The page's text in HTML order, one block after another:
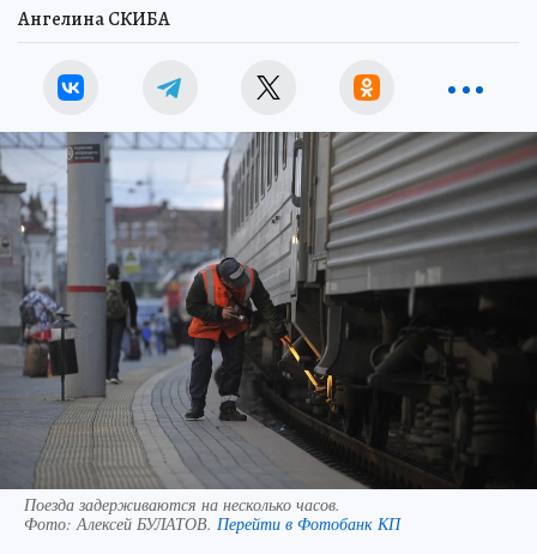
Ангелина СКИБА
Поезда задерживаются на несколько часов.
Фото:Алексей БУЛАТОВ. Перейти в Фотобанк КП